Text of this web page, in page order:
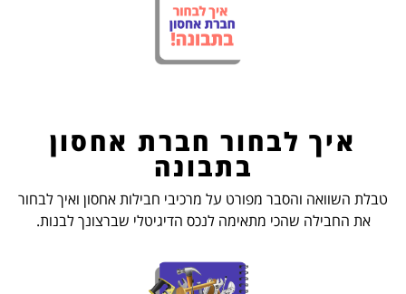
איך לבחור חברת אחסון
בתבונה
טבלת השוואה והסבר מפורט על מרכיבי חבילות אחסון ואיך לבחור
את החבילה שהכי מתאימה לנכס הדיגיטלי שברצונך לבנות.